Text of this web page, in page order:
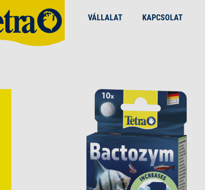
VÁLLALAT KAPCSOLAT